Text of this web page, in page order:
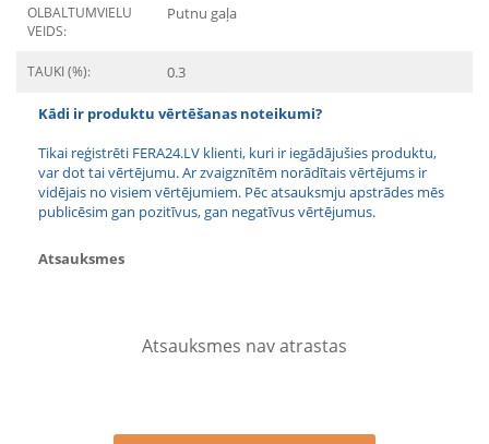
OLBALTUMVIELU
VEIDS:
Putnu gaļa
TAUKI (%): 0.3
Kādi ir produktu vērtēšanas noteikumi?
Tikai reģistrēti FERA24.LV klienti, kuri ir iegādājušies produktu,
var dot tai vērtējumu. Ar zvaigznītēm norādītais vērtējums ir
vidējais no visiem vērtējumiem. Pēc atsauksmju apstrādes mēs
publicēsim gan pozitīvus, gan negatīvus vērtējumus.
Atsauksmes
Atsauksmes nav atrastas